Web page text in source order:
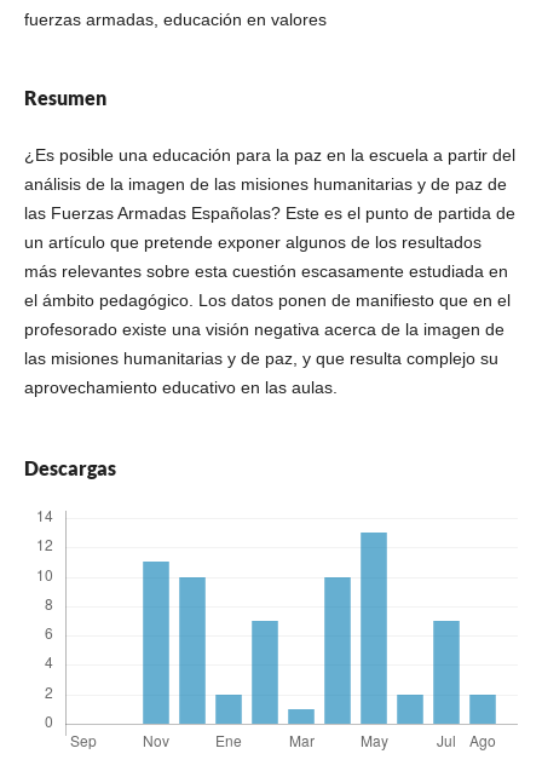
fuerzas armadas, educación en valores
Resumen
¿Es posible una educación para la paz en la escuela a partir del
análisis de la imagen de las misiones humanitarias y de paz de
las Fuerzas Armadas Españolas? Este es el punto de partida de
un artículo que pretende exponer algunos de los resultados
más relevantes sobre esta cuestión escasamente estudiada en
el ámbito pedagógico. Los datos ponen de manifiesto que en el
profesorado existe una visión negativa acerca de la imagen de
las misiones humanitarias y de paz, y que resulta complejo su
aprovechamiento educativo en las aulas.
Descargas